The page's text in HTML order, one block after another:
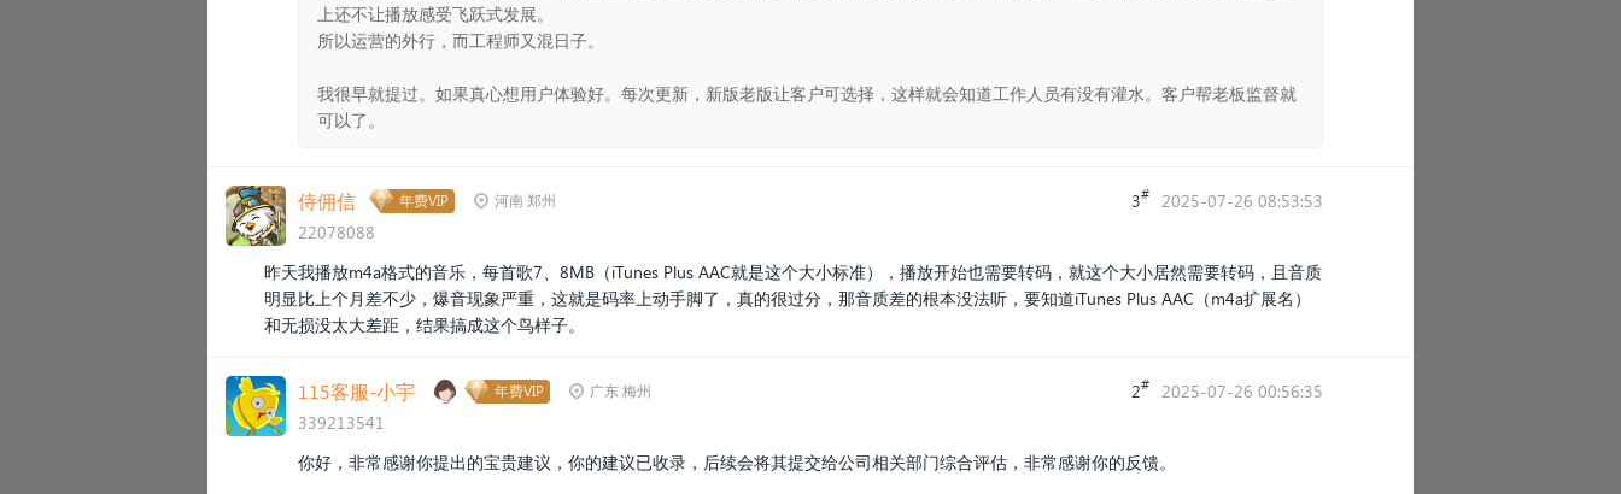
上还不让播放感受飞跃式发展。
所以运营的外行，而工程师又混日子。
我很早就提过。如果真心想用户体验好。每次更新，新版老版让客户可选择，这样就会知道工作人员有没有灌水。客户帮老板监督就
可以了。
侍佣信 年费VIP 河南 郑州
22078088
3# 2025-07-26 08:53:53
昨天我播放m4a格式的音乐，每首歌7、8MB（iTunes Plus AAC就是这个大小标准），播放开始也需要转码，就这个大小居然需要转码，且音质
明显比上个月差不少，爆音现象严重，这就是码率上动手脚了，真的很过分，那音质差的根本没法听，要知道iTunes Plus AAC（m4a扩展名）
和无损没太大差距，结果搞成这个鸟样子。
115客服-小宇 年费VIP 广东 梅州
339213541
2# 2025-07-26 00:56:35
你好，非常感谢你提出的宝贵建议 ，你的建议已收录，后续会将其提交给公司相关部门综合评估， 非常感谢你的反馈。